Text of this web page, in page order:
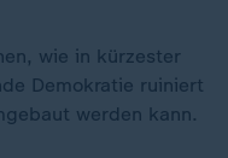
wie in kürzester
Demokratie ruiniert
werden kann.